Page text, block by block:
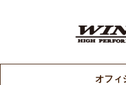
オフィ